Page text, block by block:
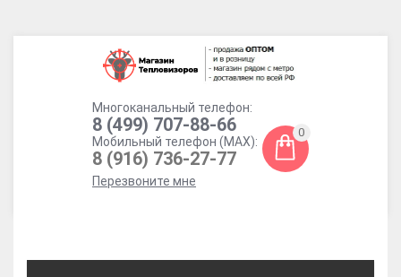
Многоканальный телефон:
8 (499) 707-88-66
Мобильный телефон (MAX):
8 (916) 736-27-77
Перезвоните мне
0